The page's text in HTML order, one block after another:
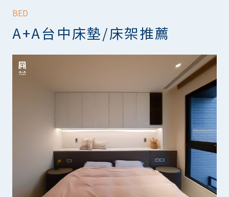
BED
A+A台中床墊/床架推薦